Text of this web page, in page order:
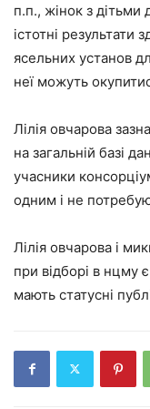
п.п., жінок з
істотні результати
ясельних установ
неї можуть
Лілія овчарова
на загальній базі
учасники
одним і не
Лілія овчарова і
при відборі в нцму
мають статусні